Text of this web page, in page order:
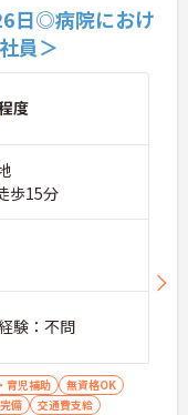
日◎病院におけ
員＞
度
歩15分
験：不問
育児補助
無資格OK
備 交通費支給